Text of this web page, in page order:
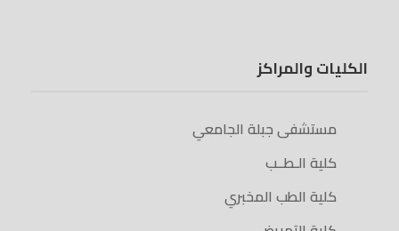
الكليات والمراكز
مستشفى جبلة الجامعي
كلية الـطــب
كلية الطب المخبري